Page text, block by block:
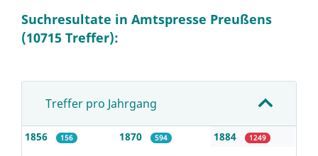
Suchresultate in Amtspresse Preußens
(10715 Treffer):
Treffer pro Jahrgang
1856 156 1870 594 1884 1249